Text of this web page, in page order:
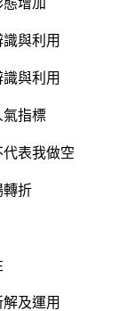
與利用
與利用
氣指標
表我做空
轉折
及運用